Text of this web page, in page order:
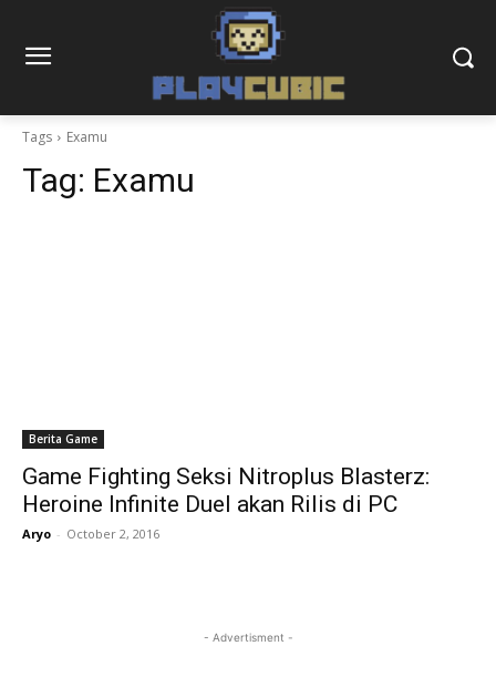
Tags Examu
Tag: Examu
Berita Game
Game Fighting Seksi Nitroplus Blasterz:
Heroine Infinite Duel akan Rilis di PC
Aryo - October 2, 2016
- Advertisment -